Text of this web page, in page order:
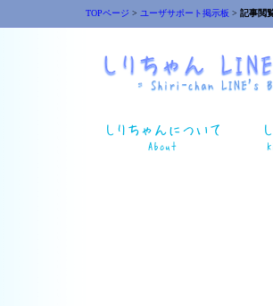
TOPページ > ユーザサポート掲示板 > 記事閲